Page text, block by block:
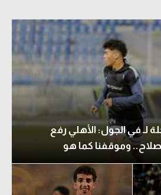
لـ في الجول: الأهلي رفع
وموقفنا كما هو